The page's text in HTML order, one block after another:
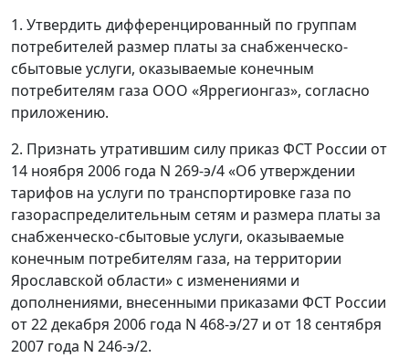
1. Утвердить дифференцированный по группам
потребителей размер платы за снабженческо-
сбытовые услуги, оказываемые конечным
потребителям газа ООО «Яррегионгаз», согласно
приложению.
2. Признать утратившим силу приказ ФСТ России от
14 ноября 2006 года N 269-э/4 «Об утверждении
тарифов на услуги по транспортировке газа по
газораспределительным сетям и размера платы за
снабженческо-сбытовые услуги, оказываемые
конечным потребителям газа, на территории
Ярославской области» с изменениями и
дополнениями, внесенными приказами ФСТ России
от 22 декабря 2006 года N 468-э/27 и от 18 сентября
2007 года N 246-э/2.